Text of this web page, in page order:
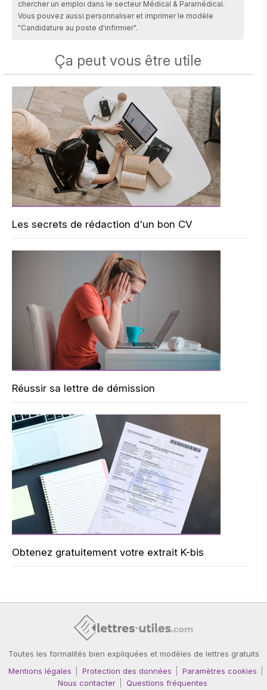
chercher un emploi dans le secteur Médical & Paramédical.
Vous pouvez aussi personnaliser et imprimer le modèle
"Candidature au poste d'infirmier".
Ça peut vous être utile
Les secrets de rédaction d'un bon CV
Réussir sa lettre de démission
Obtenez gratuitement votre extrait K-bis
Toutes les formalités bien expliquées et modèles de lettres gratuits
Mentions légales
Protection des données
Paramètres cookies
Nous contacter
Questions fréquentes